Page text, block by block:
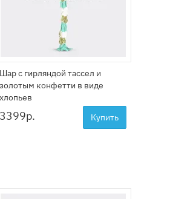
Шар с гирляндой тассел и
золотым конфетти в виде
хлопьев
3399р. Купить